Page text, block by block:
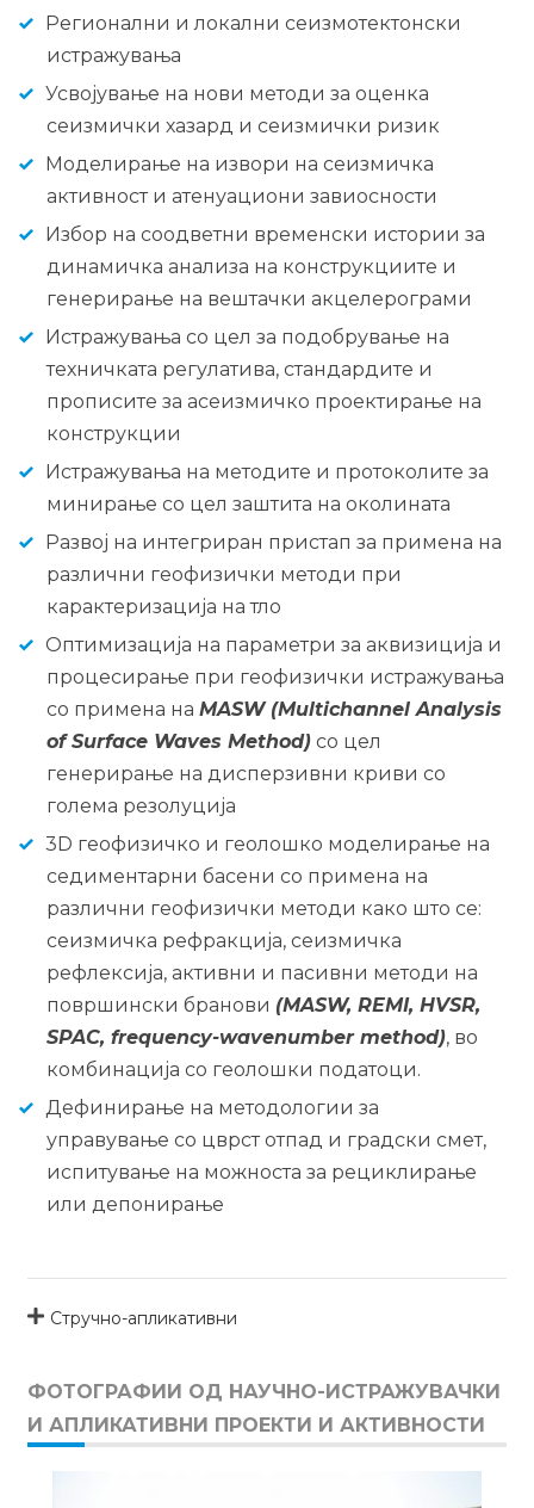
Регионални и локални сеизмотектонски
истражувања
Усвојување на нови методи за оценка
сеизмички хазард и сеизмички ризик
Моделирање на извори на сеизмичка
активност и атенуациони завиосности
Избор на соодветни временски истории за
динамичка анализа на конструкциите и
генерирање на вештачки акцелерограми
Истражувања со цел за подобрување на
техничката регулатива, стандардите и
прописите за асеизмичко проектирање на
конструкции
Истражувања на методите и протоколите за
минирање со цел заштита на околината
Развој на интегриран пристап за примена на
различни геофизички методи при
карактеризација на тло
Оптимизација на параметри за аквизиција и
процесирање при геофизички истражувања
со примена на MASW (Multichannel Analysis
of Surface Waves Method)со цел
генерирање на дисперзивни криви со
голема резолуција
3D геофизичко и геолошко моделирање на
седиментарни басени со примена на
различни геофизички методи како што се:
сеизмичка рефракција, сеизмичка
рефлексија, активни и пасивни методи на
површински бранови (MASW, REMI, HVSR,
SPAC, frequency-wavenumber method), во
комбинација со геолошки податоци.
Дефинирање на методологии за
управување со цврст отпад и градски смет,
испитување на можноста за рециклирање
или депонирање
Стручно-апликативни
ФОТОГРАФИИ ОД НАУЧНО-ИСТРАЖУВАЧКИ
И АПЛИКАТИВНИ ПРОЕКТИ И АКТИВНОСТИ